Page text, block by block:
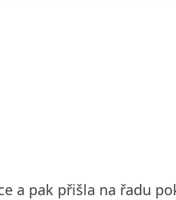
a pak přišla na řadu